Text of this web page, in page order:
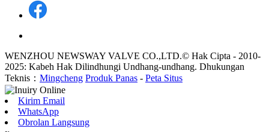
WENZHOU NEWSWAY VALVE CO.,LTD.© Hak Cipta - 2010-
2025: Kabeh Hak Dilindhungi Undhang-undhang. Dhukungan
Teknis： Mingcheng Produk Panas - Peta Situs
Kirim Email
WhatsApp
Obrolan Langsung